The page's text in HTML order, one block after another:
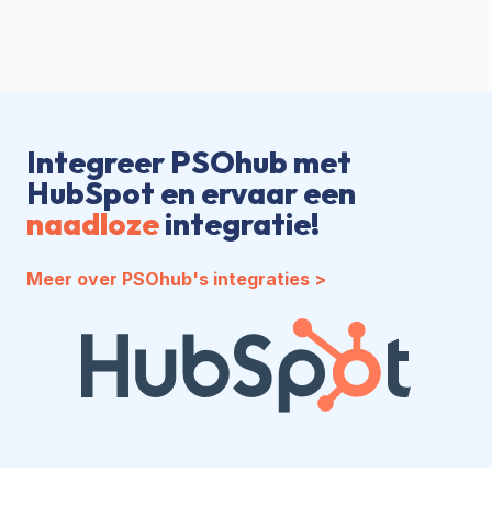
Integreer PSOhub met
HubSpot en ervaar een
naadlozeintegratie!
Meer over PSOhub's integraties >